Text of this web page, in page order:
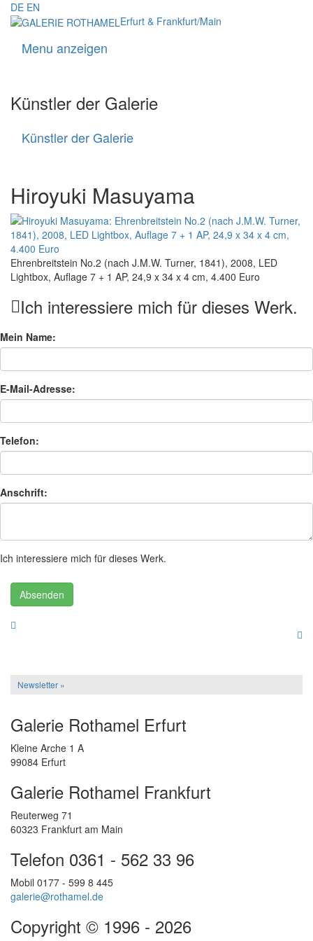
DE EN
Erfurt & Frankfurt/Main
Menu anzeigen
Künstler der Galerie
Künstler der Galerie
Hiroyuki Masuyama
Ehrenbreitstein No.2 (nach J.M.W. Turner, 1841), 2008, LED
Lightbox, Auflage 7 + 1 AP, 24,9 x 34 x 4 cm, 4.400 Euro
Ich interessiere mich für dieses Werk.
Mein Name:
E-Mail-Adresse:
Telefon:
Anschrift:
Ich interessiere mich für dieses Werk.
Absenden
Newsletter »
Galerie Rothamel Erfurt
Kleine Arche 1 A
99084 Erfurt
Galerie Rothamel Frankfurt
Reuterweg 71
60323 Frankfurt am Main
Telefon 0361 - 562 33 96
Mobil 0177 - 599 8 445
galerie@rothamel.de
Copyright © 1996 - 2026